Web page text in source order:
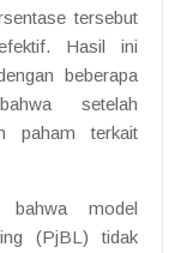
tersebut
Hasil ini
beberapa
setelah
paham terkait
bahwa model
(PjBL) tidak